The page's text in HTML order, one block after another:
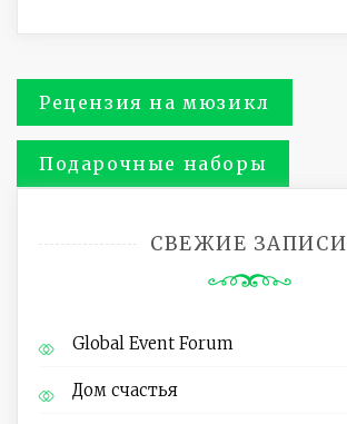
Навигация
по
записям
Рецензия на мюзикл
Подарочные наборы
СВЕЖИЕ ЗАПИСИ
Global Event Forum
Дом счастья